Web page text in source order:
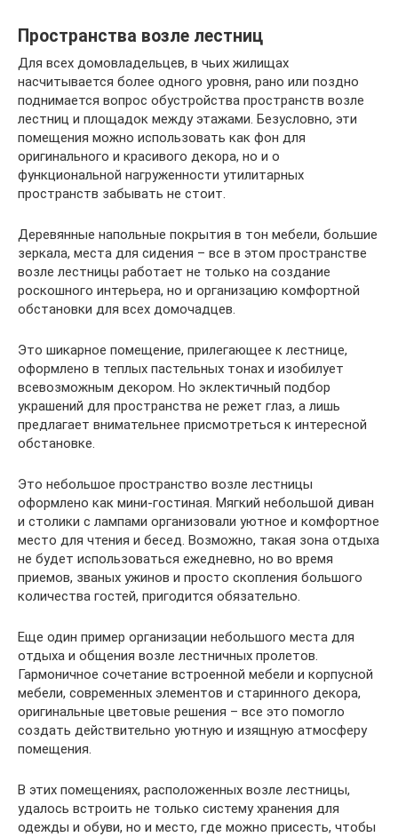
Пространства возле лестниц
Для всех домовладельцев, в чьих жилищах
насчитывается более одного уровня, рано или поздно
поднимается вопрос обустройства пространств возле
лестниц и площадок между этажами. Безусловно, эти
помещения можно использовать как фон для
оригинального и красивого декора, но и о
функциональной нагруженности утилитарных
пространств забывать не стоит.
Деревянные напольные покрытия в тон мебели, большие
зеркала, места для сидения – все в этом пространстве
возле лестницы работает не только на создание
роскошного интерьера, но и организацию комфортной
обстановки для всех домочадцев.
Это шикарное помещение, прилегающее к лестнице,
оформлено в теплых пастельных тонах и изобилует
всевозможным декором. Но эклектичный подбор
украшений для пространства не режет глаз, а лишь
предлагает внимательнее присмотреться к интересной
обстановке.
Это небольшое пространство возле лестницы
оформлено как мини-гостиная. Мягкий небольшой диван
и столики с лампами организовали уютное и комфортное
место для чтения и бесед. Возможно, такая зона отдыха
не будет использоваться ежедневно, но во время
приемов, званых ужинов и просто скопления большого
количества гостей, пригодится обязательно.
Еще один пример организации небольшого места для
отдыха и общения возле лестничных пролетов.
Гармоничное сочетание встроенной мебели и корпусной
мебели, современных элементов и старинного декора,
оригинальные цветовые решения – все это помогло
создать действительно уютную и изящную атмосферу
помещения.
В этих помещениях, расположенных возле лестницы,
удалось встроить не только систему хранения для
одежды и обуви, но и место, где можно присесть, чтобы